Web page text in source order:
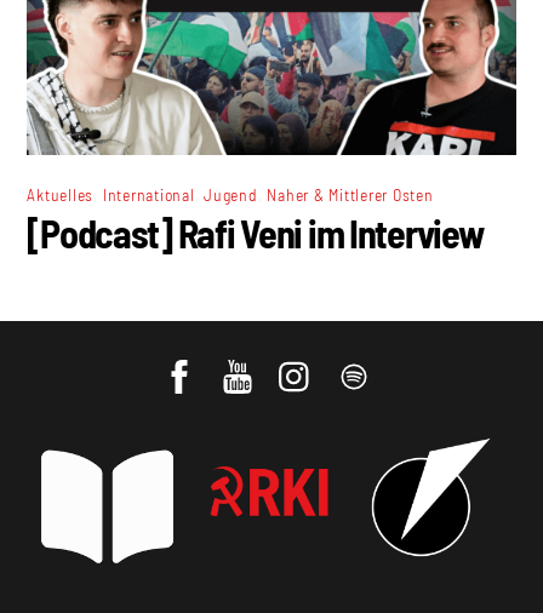
Aktuelles International ,Jugend Naher & Mittlerer Osten
[Podcast] Rafi Veni im Interview